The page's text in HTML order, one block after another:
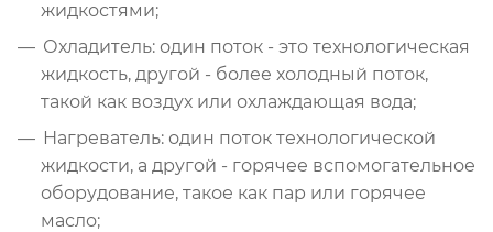
жидкостями;
Охладитель: один поток - это технологическая
жидкость, другой - более холодный поток,
такой как воздух или охлаждающая вода;
Нагреватель: один поток технологической
жидкости, а другой - горячее вспомогательное
оборудование, такое как пар или горячее
масло;